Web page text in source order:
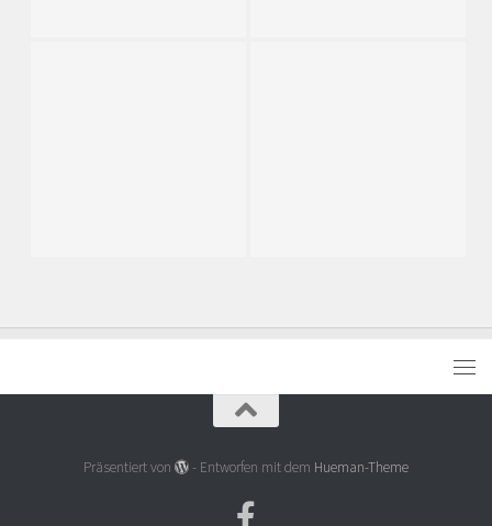
Präsentiert von - Entworfen mit dem Hueman-Theme